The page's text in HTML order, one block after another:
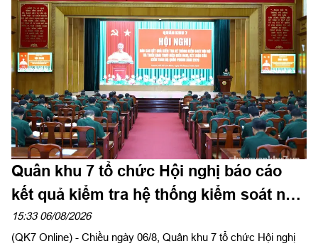
hùng liệt sĩ và thăm, động viên lực lượng đang làm nhiệm vụ tại
công viên Lê Thị Riêng, Thành phố Hồ Chí Minh.
Quân khu 7 tổ chức Hội nghị báo cáo
kết quả kiểm tra hệ thống kiểm soát nội
bộ
15:33 06/08/2026
(QK7 Online) - Chiều ngày 06/8, Quân khu 7 tổ chức Hội nghị